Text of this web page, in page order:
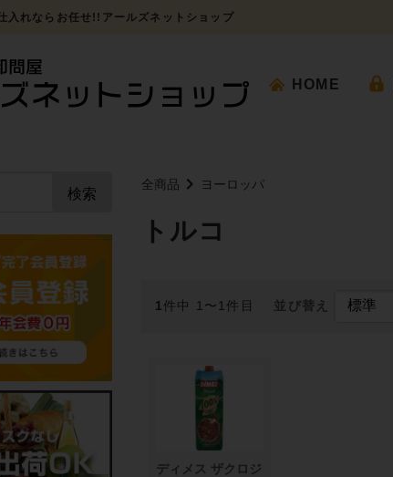
入れならお任せ!!アールズネットショップ
HOME
全商品 ヨーロッパ
トルコ
1 件中 1〜1件目 並び替え
ディメス ザクロジ
検索